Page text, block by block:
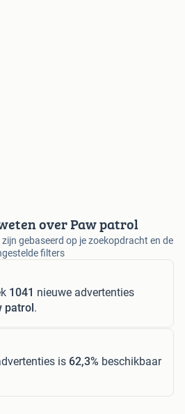
over Paw patrol
gebaseerd op je zoekopdracht en de
filters
1041 nieuwe advertenties
patrol.
is 62,3% beschikbaar